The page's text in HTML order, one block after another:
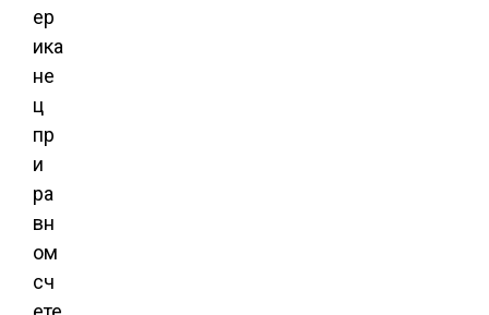
ер
ика
не
ц
пр
и
ра
вн
ом
сч